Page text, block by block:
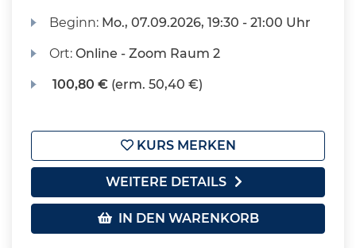
Beginn: Mo., 07.09.2026, 19:30 - 21:00 Uhr
Ort:Online - Zoom Raum 2
100,80 € (erm. 50,40 €)
KURS MERKEN
WEITERE DETAILS
IN DEN WARENKORB